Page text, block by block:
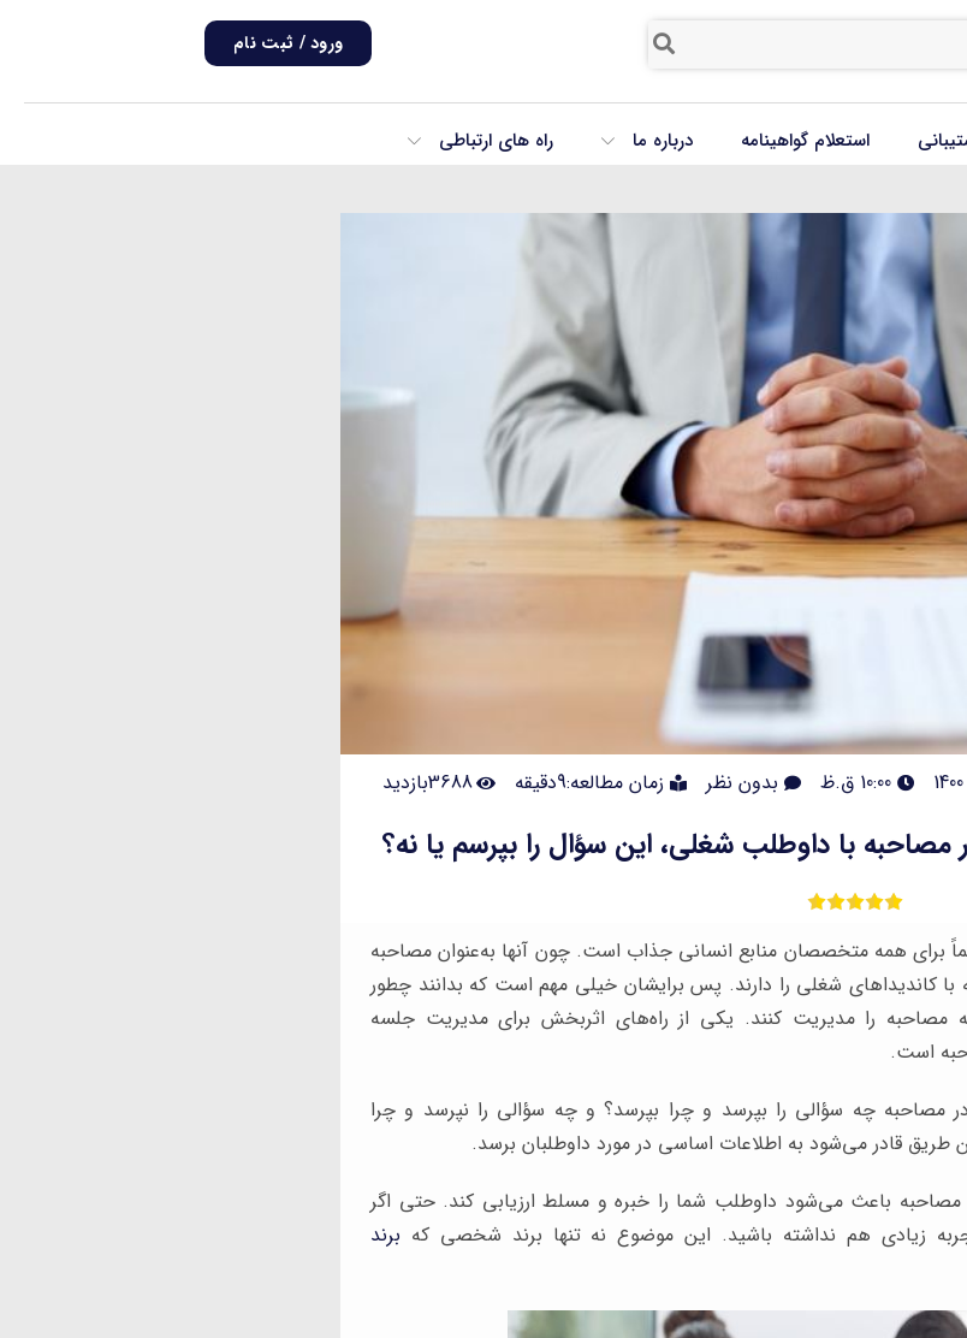
ورود / ثبت نام
استعلام گواهینامه درباره ما راه های ارتباطی
10:00 ق.ظ بدون نظر زمان مطالعه:9دقیقه 3688بازدید
مصاحبه با داوطلب شغلی، این سؤال را بپرسم یا نه؟
برای همه متخصصان منابع انسانی جذاب است. چون آنها به‌عنوان مصاحبه
کاندیداهای شغلی را دارند. پس برایشان خیلی مهم است که بدانند چطور
مصاحبه را مدیریت کنند. یکی از راه‌های اثربخش برای مدیریت جلسه
است.
در مصاحبه چه سؤالی را بپرسد و چرا بپرسد؟ و چه سؤالی را نپرسد و چرا
طریق قادر می‌شود به اطلاعات اساسی در مورد داوطلبان برسد.
مصاحبه باعث می‌شود داوطلب شما را خبره و مسلط ارزیابی کند. حتی اگر
زیادی هم نداشته باشید. این موضوع نه تنها برند شخصی که برند